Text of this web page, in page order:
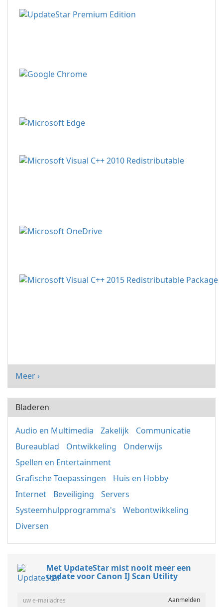
Meer ›
Bladeren
Audio en Multimedia Zakelijk
Communicatie
Bureaublad
Ontwikkeling
Onderwijs
Spellen en Entertainment
Grafische Toepassingen
Huis en Hobby
Internet
Beveiliging
Servers
Systeemhulpprogramma's
Webontwikkeling
Diversen
Met UpdateStar mist nooit meer een
update voor Canon IJ Scan Utility